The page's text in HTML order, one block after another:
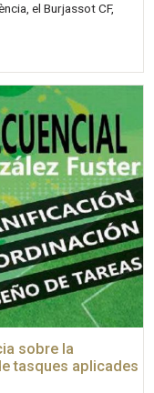
el Burjassot CF,
sobre la
tasques aplicades